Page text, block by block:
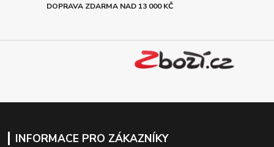
DOPRAVA ZDARMA NAD 13 000 KČ
INFORMACE PRO ZÁKAZNÍKY